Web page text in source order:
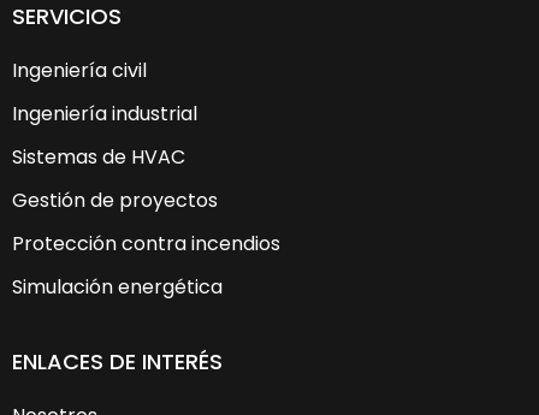
SERVICIOS
Ingeniería civil
Ingeniería industrial
Sistemas de HVAC
Gestión de proyectos
Protección contra incendios
Simulación energética
ENLACES DE INTERÉS